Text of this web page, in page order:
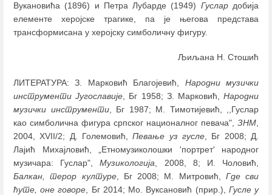
Вукановића (1896) и Петра Лубарде (1949) Гуслардобија
елементе херојске трагике, па је његова представа
трансформисана у херојску симболичну фигуру.
Љиљана Н. Стошић
ЛИТЕРАТУРА: З. Марковић Благојевић, Народни музички
инструменти Југославије , Бг 1958; З. Марковић,Народни
музички инструменти, Бг 1987; M. Тимотијевић, ,,Гуслар
као симболична фигура српског националног певача", ЗНМ
2004, XVII/2; Д. Големовић,Певање уз гусле , Бг 2008; Д.
Лајић Михајловић, „Етномузиколошки 'портрет' народног
музичара: Гуслар",Музикологија , 2008, 8; И. Чоловић,
Балкан, терор културе, Бг 2008; М. Митровић, Где сви
ћуте, оне говоре , Бг 2014; Мо. Вуксановић (прир.), Гусле у